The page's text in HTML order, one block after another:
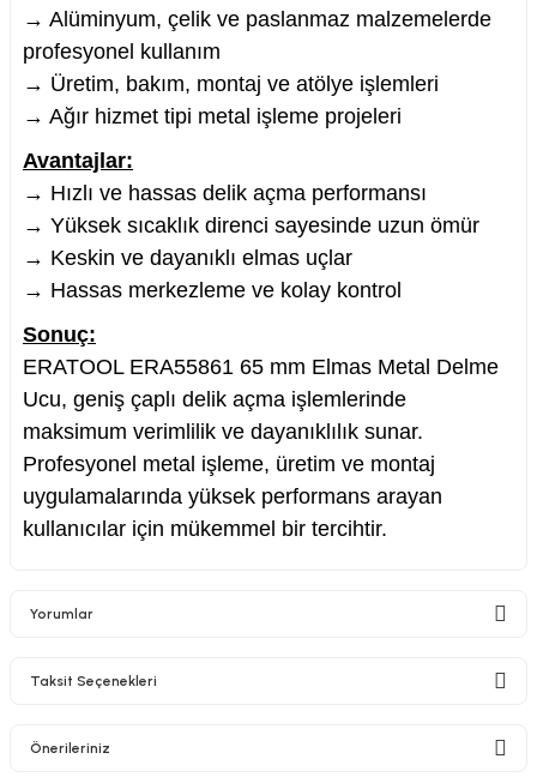
→ Alüminyum, çelik ve paslanmaz malzemelerde
profesyonel kullanım
→ Üretim, bakım, montaj ve atölye işlemleri
→ Ağır hizmet tipi metal işleme projeleri
Avantajlar:
→ Hızlı ve hassas delik açma performansı
→ Yüksek sıcaklık direnci sayesinde uzun ömür
→ Keskin ve dayanıklı elmas uçlar
→ Hassas merkezleme ve kolay kontrol
Sonuç:
ERATOOL ERA55861 65 mm Elmas Metal Delme
Ucu, geniş çaplı delik açma işlemlerinde
maksimum verimlilik ve dayanıklılık sunar.
Profesyonel metal işleme, üretim ve montaj
uygulamalarında yüksek performans arayan
kullanıcılar için mükemmel bir tercihtir.
Yorumlar
Taksit Seçenekleri
Önerileriniz